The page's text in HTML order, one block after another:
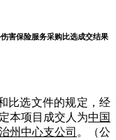
害保险服务采购比选成交结果
比选文件的规定，经
本项目成交人为中国
州中心支公司 。
（公